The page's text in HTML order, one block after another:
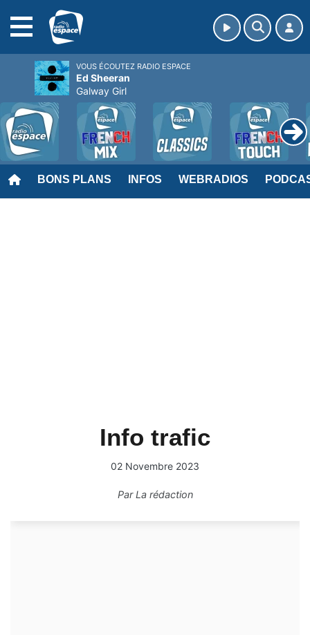
BONS PLANS INFOS WEBRADIOS
Info trafic
02 Novembre 2023
ParLa rédaction
VOUS ÉCOUTEZ RADIO ESPACE
Ed Sheeran
Galway Girl